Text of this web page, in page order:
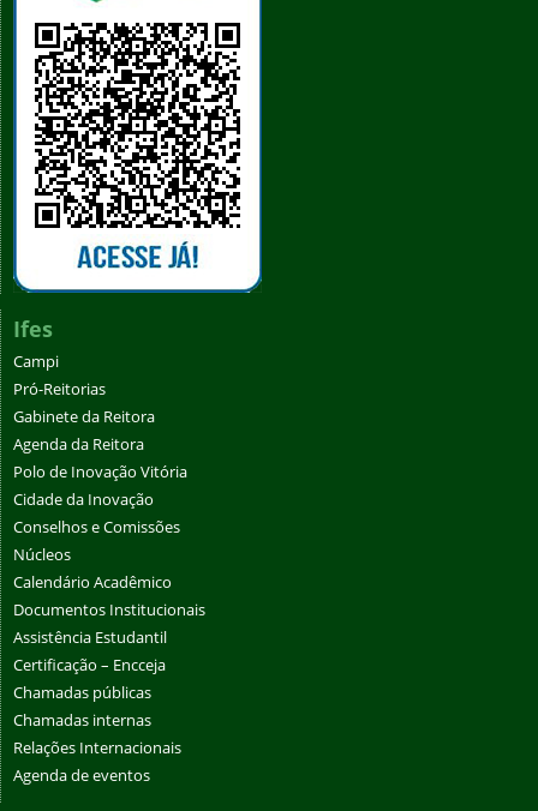
Ifes
Campi
Pró-Reitorias
Gabinete da Reitora
Agenda da Reitora
Polo de Inovação Vitória
Cidade da Inovação
Conselhos e Comissões
Núcleos
Calendário Acadêmico
Documentos Institucionais
Assistência Estudantil
Certificação – Encceja
Chamadas públicas
Chamadas internas
Relações Internacionais
Agenda de eventos